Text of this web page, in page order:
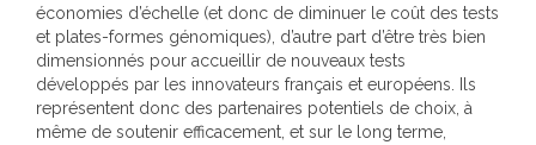
économies d’échelle (et donc de diminuer le coût des tests
et plates-formes génomiques), d’autre part d’être très bien
dimensionnés pour accueillir de nouveaux tests
développés par les innovateurs français et européens. Ils
représentent donc des partenaires potentiels de choix, à
même de soutenir efficacement, et sur le long terme,